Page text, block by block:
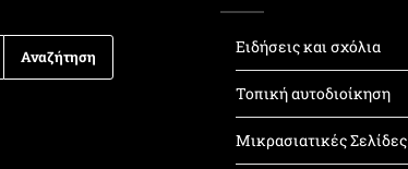
Ειδήσεις και σχόλια
Τοπική αυτοδιοίκηση
Μικρασιατικές Σελίδες